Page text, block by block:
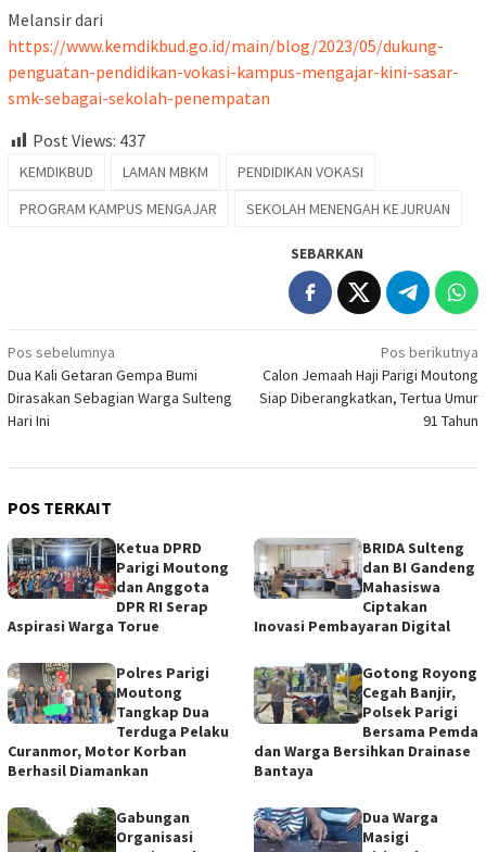
Melansir dari
https://www.kemdikbud.go.id/main/blog/2023/05/dukung-
penguatan-pendidikan-vokasi-kampus-mengajar-kini-sasar-
smk-sebagai-sekolah-penempatan
Post Views: 437
KEMDIKBUD LAMAN MBKM
PENDIDIKAN VOKASI
PROGRAM KAMPUS MENGAJAR
SEKOLAH MENENGAH KEJURUAN
SEBARKAN
Navigasi
pos
Pos sebelumnya
Dua Kali Getaran Gempa Bumi
Dirasakan Sebagian Warga Sulteng
Hari Ini
Pos berikutnya
Calon Jemaah Haji Parigi Moutong
Siap Diberangkatkan, Tertua Umur
91 Tahun
POS TERKAIT
‎Ketua DPRD
Parigi Moutong
dan Anggota
DPR RI Serap
Aspirasi Warga Torue
BRIDA Sulteng
dan BI Gandeng
Mahasiswa
Ciptakan
Inovasi Pembayaran Digital
Polres Parigi
Moutong
Tangkap Dua
Terduga Pelaku
Curanmor, Motor Korban
Berhasil Diamankan
Gotong Royong
Cegah Banjir,
Polsek Parigi
Bersama Pemda
dan Warga Bersihkan Drainase
Bantaya
Gabungan
Organisasi
Dua Warga
Masigi